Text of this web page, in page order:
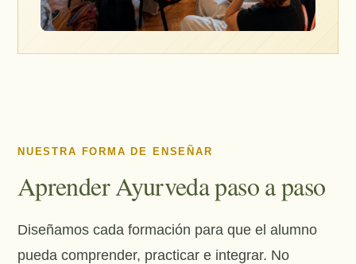
NUESTRA FORMA DE ENSEÑAR
Aprender Ayurveda paso a paso
Diseñamos cada formación para que el alumno
pueda comprender, practicar e integrar. No